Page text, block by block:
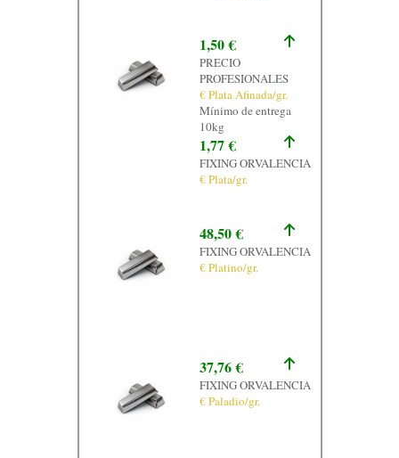
1,50 €
PRECIO
PROFESIONALES
€ Plata Afinada/gr.
Mínimo de entrega
10kg
1,77 €
FIXING ORVALENCIA
€ Plata/gr.
48,50 €
FIXING ORVALENCIA
€ Platino/gr.
37,76 €
FIXING ORVALENCIA
€ Paladio/gr.